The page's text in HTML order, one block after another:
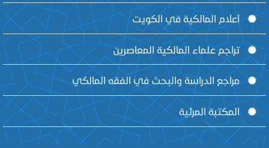
أعلام المالكية في الكويت
تراجم علماء المالكية المعاصرين
مراجع الدراسة والبحث في الفقه المالكي
المكتبة المرئية